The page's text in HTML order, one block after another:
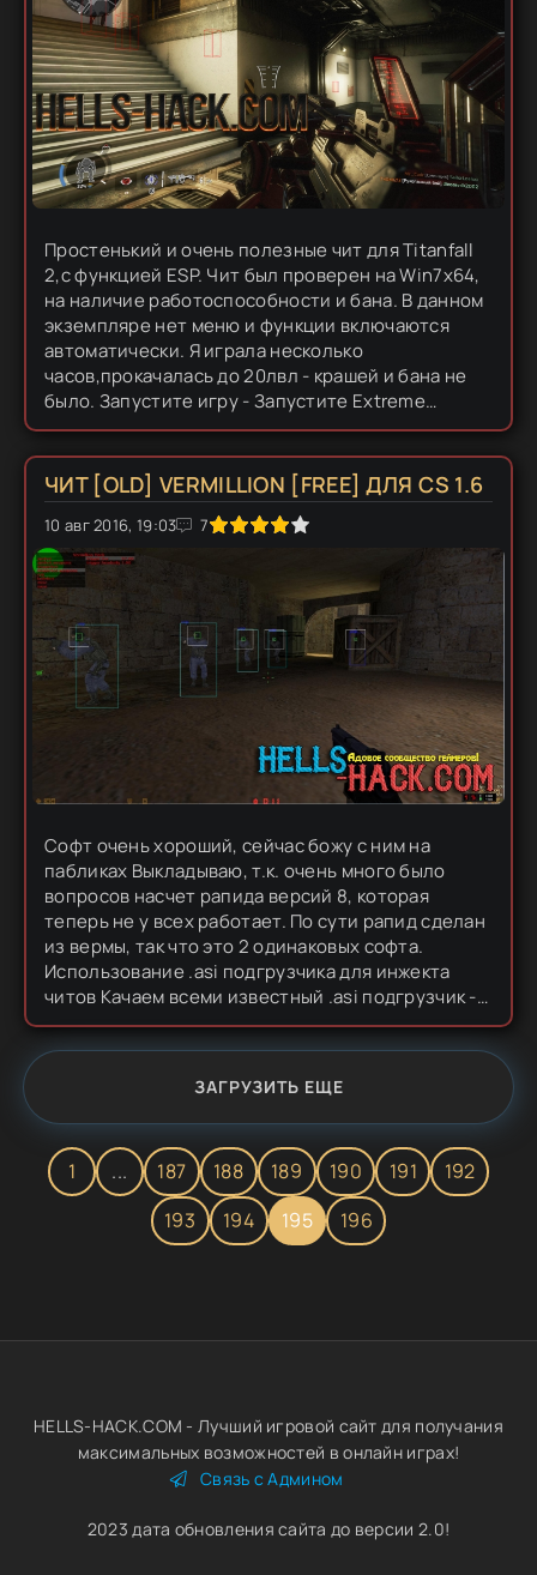
Простенький и очень полезные чит для Titanfall
2,с функцией ESP. Чит был проверен на Win7x64,
на наличие работоспособности и бана. В данном
экземпляре нет меню и функции включаются
автоматически. Я играла несколько
часов,прокачалась до 20лвл - крашей и бана не
было. Запустите игру - Запустите Extreme
Injector,нажмите "Settings" и активируйте режим
"Start in...
ЧИТ [OLD] VERMILLION [FREE] ДЛЯ CS 1.6
10 авг 2016, 19:03 7
1 2 3 4 5
Софт очень хороший, сейчас божу с ним на
пабликах Выкладываю, т.к. очень много было
вопросов насчет рапида версий 8, которая
теперь не у всех работает. По сути рапид сделан
из вермы, так что это 2 одинаковых софта.
Использование .asi подгрузчика для инжекта
читов Качаем всеми известный .asi подгрузчик -
скачать Кидаем его в папку Half-Life и в эту же
папку, кидаем наш чит с...
ЗАГРУЗИТЬ ЕЩЕ
1 ... 187 188 189 190 191
192
193
194 195 196
HELLS-HACK.COM - Лучший игровой сайт для получания
максимальных возможностей в онлайн играх!
Связь с Админом
2023 дата обновления сайта до версии 2.0!